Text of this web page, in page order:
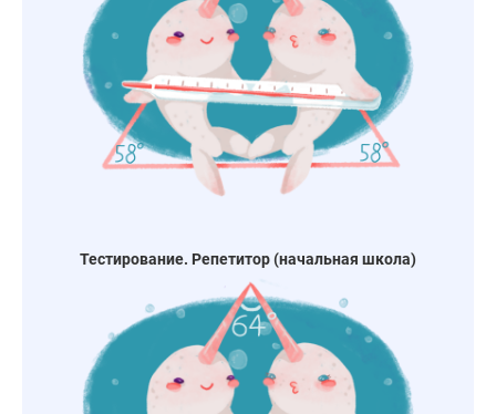
Тестирование. Репетитор (начальная школа)